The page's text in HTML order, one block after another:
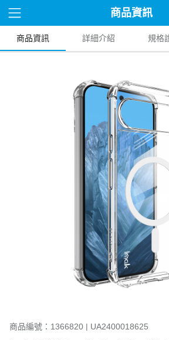
商品資訊
商品資訊 詳細介紹 規格
商品編號：1366820 | UA2400018625